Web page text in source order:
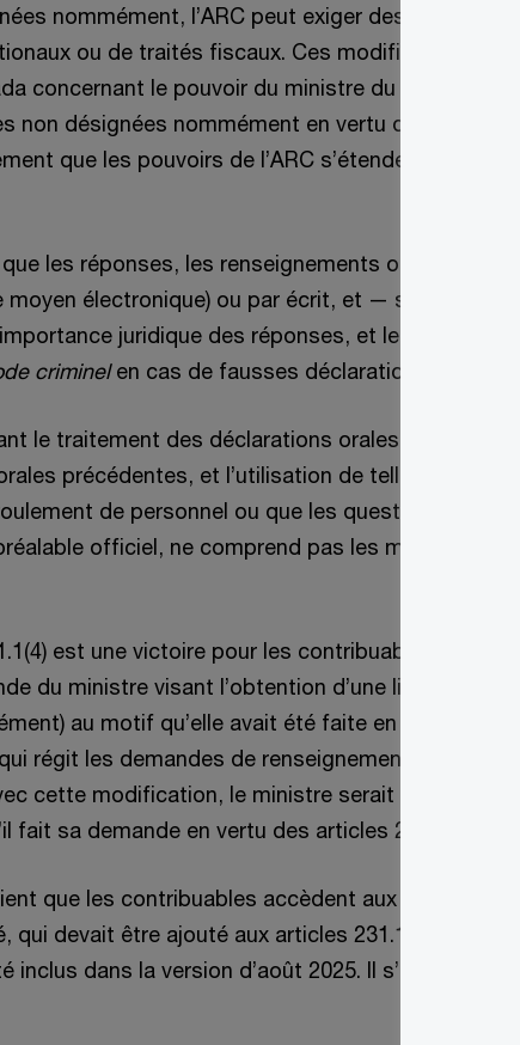
nommément, l’ARC peut exiger des
ou de traités fiscaux. Ces modifications
concernant le pouvoir du ministre du Revenu
désignées nommément en vertu du
que les pouvoirs de l’ARC s’étendent au
les réponses, les renseignements ou les
électronique) ou par écrit, et — surtout —
juridique des réponses, et les particuliers
criminelen cas de fausses déclarations.
le traitement des déclarations orales faites lors
précédentes, et l’utilisation de telles
de personnel ou que les questions sont
officiel, ne comprend pas les mêmes
est une victoire pour les contribuables. Il
du ministre visant l’obtention d’une liste de
au motif qu’elle avait été faite en vertu de
régit les demandes de renseignements et exige
cette modification, le ministre serait tenu
sa demande en vertu des articles 231.1 ou
que les contribuables accèdent aux demandes
devait être ajouté aux articles 231.1, 231.2 et
dans la version d’août 2025. Il s’agit d’une